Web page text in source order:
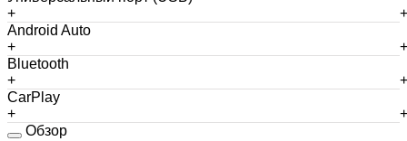
+
+
Android Auto
+
+
Bluetooth
+
+
CarPlay
+
+
Обзор